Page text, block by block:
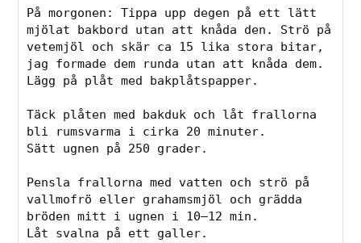
På morgonen: Tippa upp degen på ett lätt
mjölat bakbord utan att knåda den. Strö på
vetemjöl och skär ca 15 lika stora bitar,
jag formade dem runda utan att knåda dem.
Lägg på plåt med bakplåtspapper.
Täck plåten med bakduk och låt frallorna
bli rumsvarma i cirka 20 minuter.
Sätt ugnen på 250 grader.
Pensla frallorna med vatten och strö på
vallmofrö eller grahamsmjöl och grädda
bröden mitt i ugnen i 10–12 min.
Låt svalna på ett galler.